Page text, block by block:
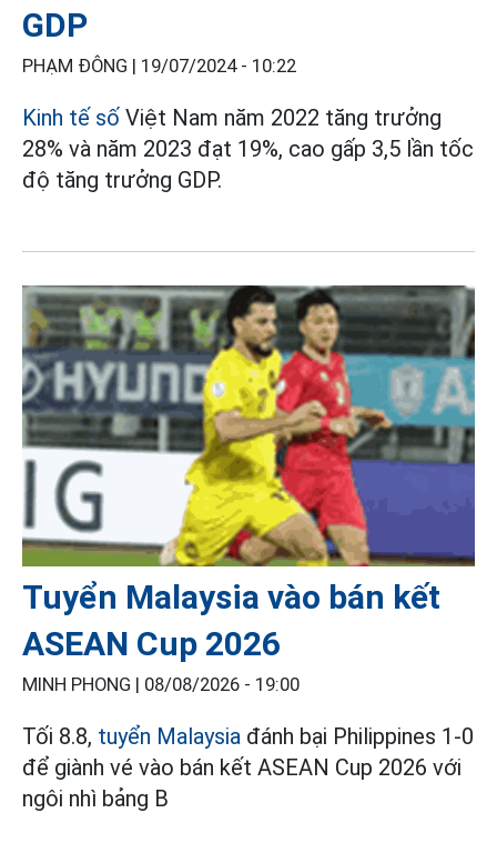
GDP
PHẠM ĐÔNG | 19/07/2024 - 10:22
Kinh tế số Việt Nam năm 2022 tăng trưởng
28% và năm 2023 đạt 19%, cao gấp 3,5 lần tốc
độ tăng trưởng GDP.
Tuyển Malaysia vào bán kết
ASEAN Cup 2026
MINH PHONG | 08/08/2026 - 19:00
Tối 8.8, tuyển Malaysia đánh bại Philippines 1-0
để giành vé vào bán kết ASEAN Cup 2026 với
ngôi nhì bảng B